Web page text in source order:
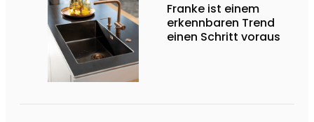
Franke ist einem
erkennbaren Trend
einen Schritt voraus